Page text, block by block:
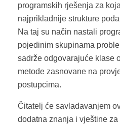
programskih rješenja za
najprikladnije strukture
Na taj su način nastali
pojedinim skupinama
sadrže odgovarajuće klase
metode zasnovane na
postupcima.
Čitatelj će savladavanjem
dodatna znanja i vještine